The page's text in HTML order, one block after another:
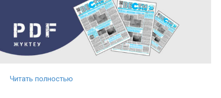
Читать полностью